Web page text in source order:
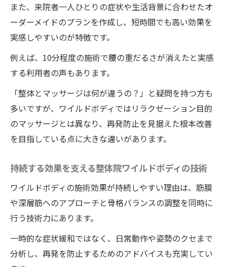
また、来院者一人ひとりの症状や生活背景に合わせたオ
ーダーメイドのプランを作成し、短時間でも高い効果を
実感しやすいのが特徴です。
例えば、10分程度の施術で腰の重だるさが消えたと実感
する利用者の声もあります。
「整体とマッサージは何が違うの？」と疑問を持つ方も
多いですが、ワイルドボディではリラクゼーション目的
のマッサージとは異なり、再発防止を見据えた根本改善
を目指している点に大きな違いがあります。
持続する効果を支える整体院ワイルドボディの技術
ワイルドボディの施術効果が持続しやすい理由は、筋膜
や深層筋へのアプローチと骨格バランスの調整を同時に
行う技術力にあります。
一時的な症状緩和ではなく、日常動作や姿勢のクセまで
分析し、再発を防止するためのアドバイスも充実してい